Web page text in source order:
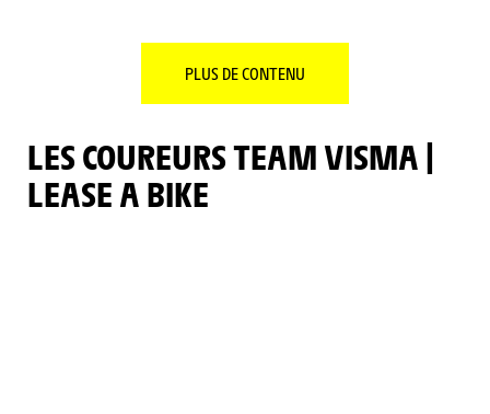
PLUS DE CONTENU
LES COUREURS TEAM VISMA |
LEASE A BIKE